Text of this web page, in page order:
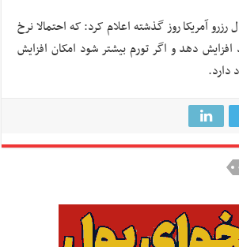
آمریکا روز گذشته اعلام کرد: که احتمالا نرخ
درصد افزایش دهد و اگر تورم بیشتر شود امکان افزایش
دارد.